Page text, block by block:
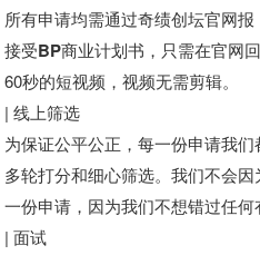
所有申请均需通过奇绩创坛官网报
接受BP商业计划书， 只需在官网
60秒的短视频，视频无需剪辑。
| 线上筛选
为保证公平公正，每一份申请我们
多轮打分和细心筛选。我们不会
一份申请，因为我们不想错过任何
| 面试